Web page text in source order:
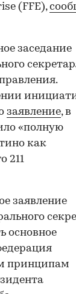
(FFE),
заседание
заявление, в
«полную
как
211
заявление
основное
принципам